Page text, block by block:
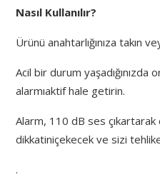
Nasıl Kullanılır?
Ürünü anahtarlığınıza takın
Acil bir durum
alarmıaktif hale getirin.
Alarm, 110 dB ses
dikkatiniçekecek ve sizi
.